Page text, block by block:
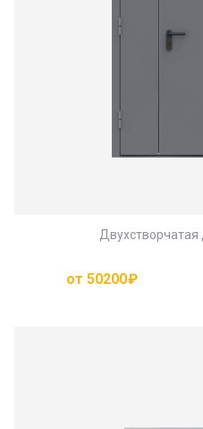
Двухстворчатая
от 50200₽